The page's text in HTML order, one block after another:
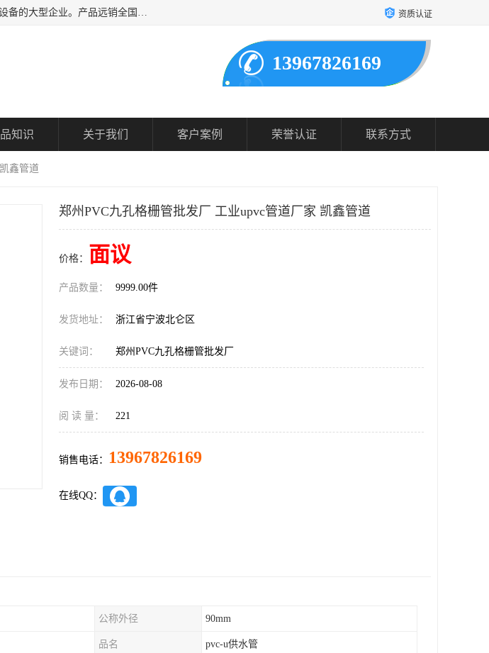
凯鑫管道科技有限公司是一家专业生产PPH、CPVC各类塑料阀门、塑料管道等非金属防腐化工设备的大型企业。产品远销全国三十一个省、市、自治区,广泛应用于化工、石油、氯碱、染料、制药、农药等行业，深受广大用户欢迎，是目前国内生产化工泵、阀门规模较大的生产基地之一。 资质认证
13967826169
知识 关于我们 客户案例 荣誉认证 联系方式
鑫管道
郑州PVC九孔格栅管批发厂 工业upvc管道厂家 凯鑫管道
价格： 面议
产品数量： 9999.00件
发货地址： 浙江省宁波北仑区
关键词： 郑州PVC九孔格栅管批发厂
发布日期： 2026-08-08
阅 读 量： 221
销售电话： 13967826169
在线QQ：
公称外径 90mm
品名 pvc-u供水管